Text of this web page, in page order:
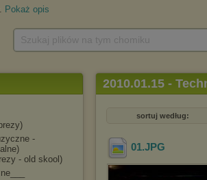
Pokaż opis
-
- old skool)
2010.01.15 -
sortuj według:
01.JPG